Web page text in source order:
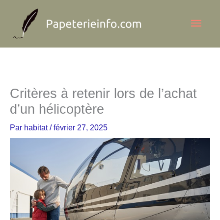
contenu
Critères à retenir lors de l’achat
d’un hélicoptère
Par habitat/février 27, 2025